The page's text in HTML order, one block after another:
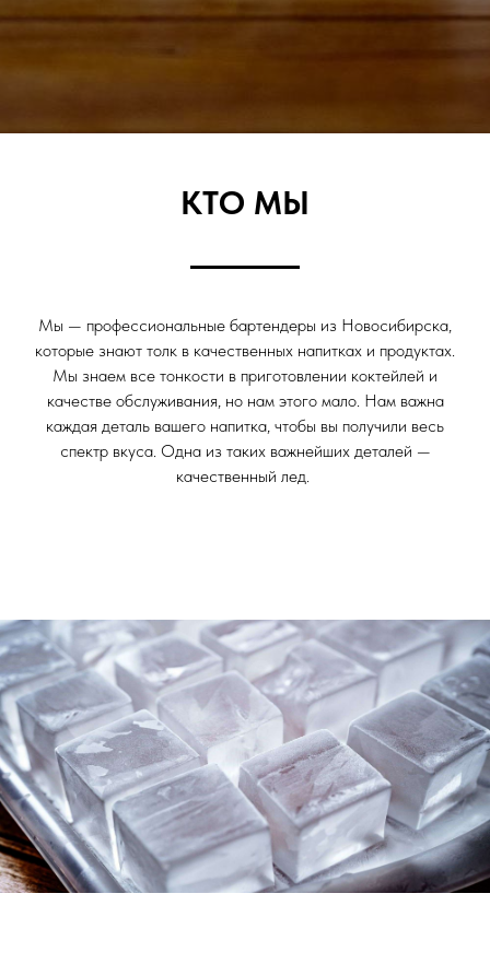
КТО МЫ
Мы — профессиональные бартендеры из Новосибирска,
которые знают толк в качественных напитках и продуктах.
Мы знаем все тонкости в приготовлении коктейлей и
качестве обслуживания, но нам этого мало. Нам важна
каждая деталь вашего напитка, чтобы вы получили весь
спектр вкуса. Одна из таких важнейших деталей —
качественный лед.